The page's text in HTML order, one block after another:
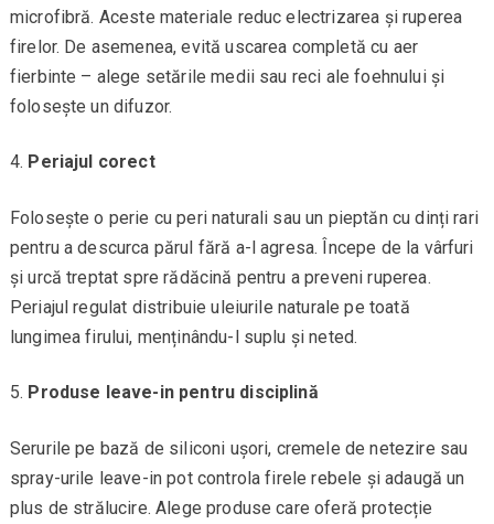
microfibră. Aceste materiale reduc electrizarea și ruperea
firelor. De asemenea, evită uscarea completă cu aer
fierbinte – alege setările medii sau reci ale foehnului și
folosește un difuzor.
Periajul corect
Folosește o perie cu peri naturali sau un pieptăn cu dinți rari
pentru a descurca părul fără a-l agresa. Începe de la vârfuri
și urcă treptat spre rădăcină pentru a preveni ruperea.
Periajul regulat distribuie uleiurile naturale pe toată
lungimea firului, menținându-l suplu și neted.
Produse leave-in pentru disciplină
Serurile pe bază de siliconi ușori, cremele de netezire sau
spray-urile leave-in pot controla firele rebele și adaugă un
plus de strălucire. Alege produse care oferă protecție